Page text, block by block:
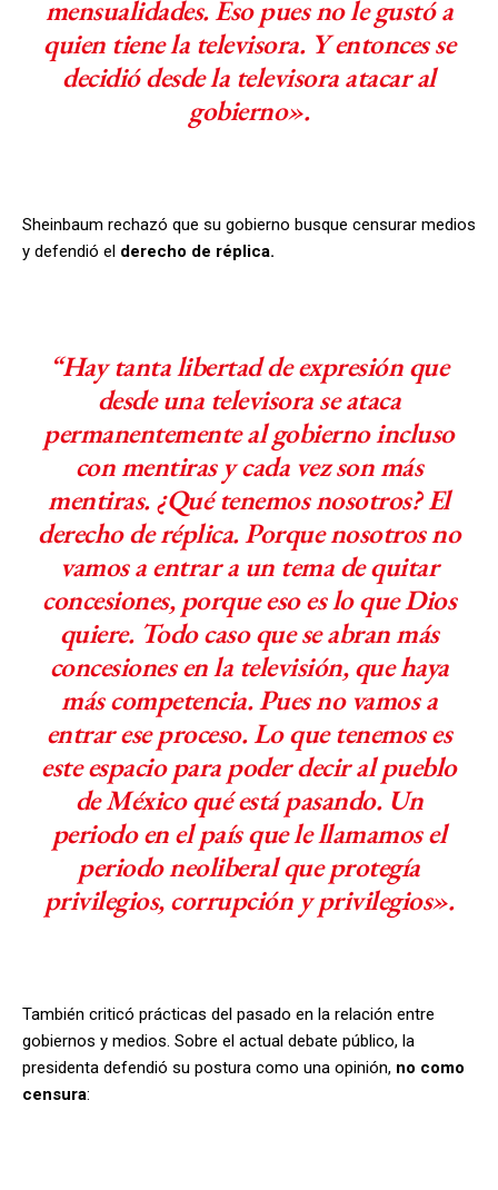
mensualidades. Eso pues no le gustó a
quien tiene la televisora. Y entonces se
decidió desde la televisora atacar al
gobierno».
Sheinbaum rechazó que su gobierno busque censurar medios
y defendió el derecho de réplica.
“Hay tanta libertad de expresión que
desde una televisora se ataca
permanentemente al gobierno incluso
con mentiras y cada vez son más
mentiras. ¿Qué tenemos nosotros? El
derecho de réplica. Porque nosotros no
vamos a entrar a un tema de quitar
concesiones, porque eso es lo que Dios
quiere. Todo caso que se abran más
concesiones en la televisión, que haya
más competencia. Pues no vamos a
entrar ese proceso. Lo que tenemos es
este espacio para poder decir al pueblo
de México qué está pasando. Un
periodo en el país que le llamamos el
periodo neoliberal que protegía
privilegios, corrupción y privilegios».
También criticó prácticas del pasado en la relación entre
gobiernos y medios. Sobre el actual debate público, la
presidenta defendió su postura como una opinión, no como
censura: